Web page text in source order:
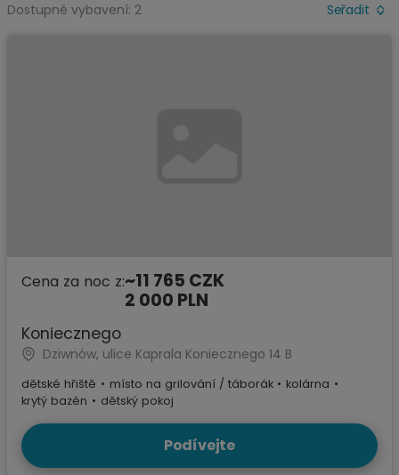
Dostupné vybavení: 2 Seřadit
Cena za noc z:~11 765 CZK
2 000 PLN
Koniecznego
Dziwnów, ulice Kaprala Koniecznego 14 B
dětské hřiště • místo na grilování / táborák • kolárna •
krytý bazén • dětský pokoj
Podívejte